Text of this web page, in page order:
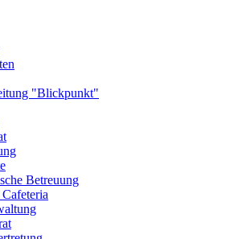
"Blickpunkt"
Betreuung